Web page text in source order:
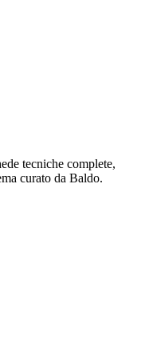
tecniche complete,
curato da Baldo.